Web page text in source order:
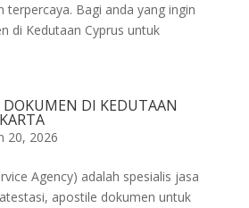
terpercaya. Bagi anda yang ingin
di Kedutaan Cyprus untuk
DOKUMEN DI KEDUTAAN
20, 2026
Agency) adalah spesialis jasa
apostile dokumen untuk